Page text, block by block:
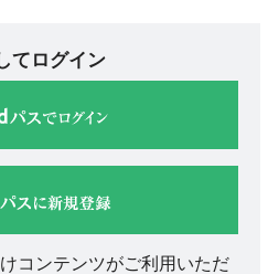
てログイン
コンテンツがご利用いただ